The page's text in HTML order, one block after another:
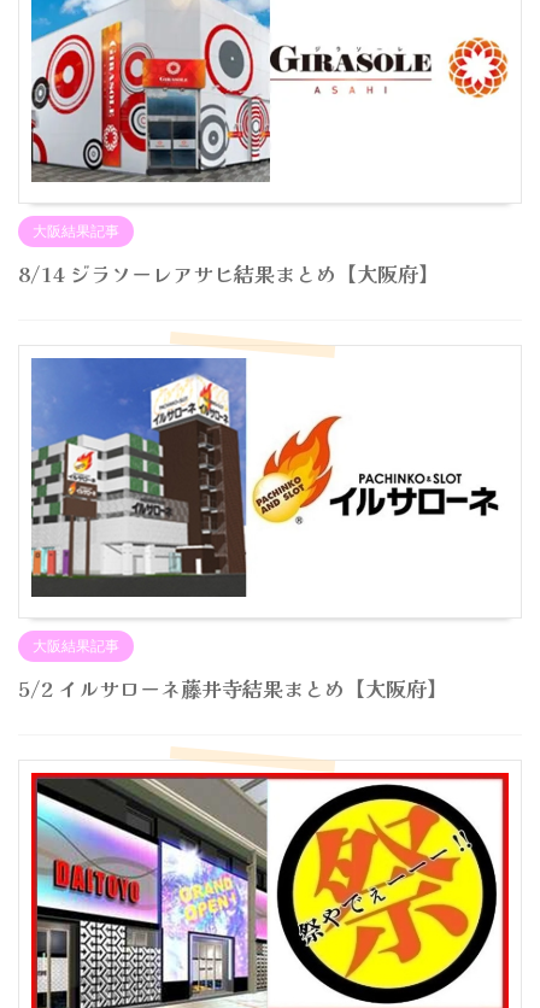
大阪結果記事
8/14 ジラソーレアサヒ結果まとめ【大阪府】
大阪結果記事
5/2 イルサローネ藤井寺結果まとめ【大阪府】